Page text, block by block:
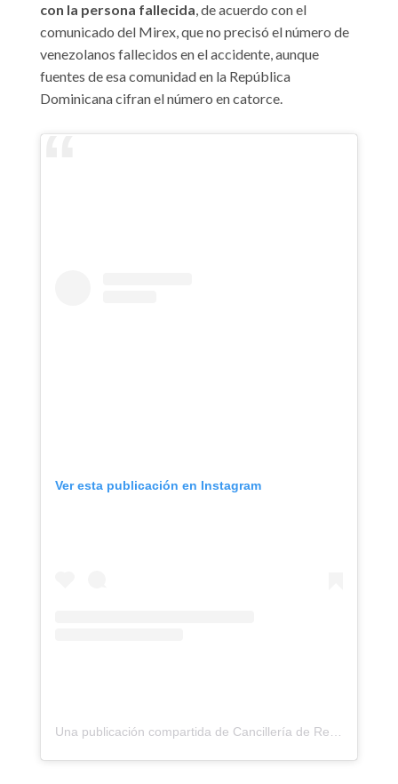
con la persona fallecida, de acuerdo con el
comunicado del Mirex, que no precisó el número de
venezolanos fallecidos en el accidente, aunque
fuentes de esa comunidad en la República
Dominicana cifran el número en catorce.
Ver esta publicación en Instagram